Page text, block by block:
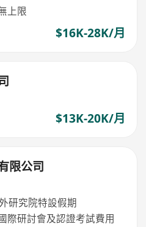
上限
$16K-28K/月
$13K-20K/月
限公司
研究院特設假期
際研討會及認證考試費用